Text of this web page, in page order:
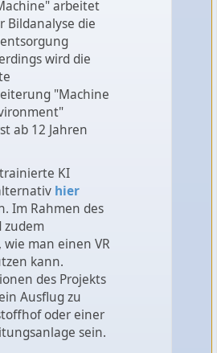
arbeitet
Bildanalyse die
wird die
"Machine
ab 12 Jahren
KI
hier
Im Rahmen des
zudem
wie man einen VR
kann.
des Projekts
Ausflug zu
oder einer
sein.